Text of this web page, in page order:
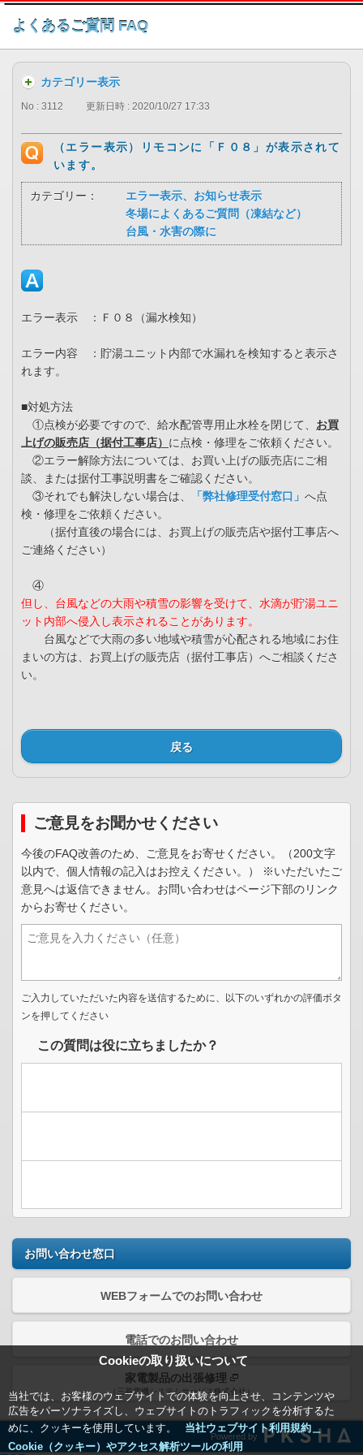
このページの本文へ
よくあるご質問 FAQ
Cookieの取り扱いについて
当社では、お客様のウェブサイトでの体験を向上させ、コンテンツや
広告をパーソナライズし、ウェブサイトのトラフィックを分析するた
めに、クッキーを使用しています。
当社ウェブサイト利用規約＿
Cookie（クッキー）やアクセス解析ツールの利用
カテゴリー表示
No : 3112 更新日時 : 2020/10/27 17:33
（エラー表示）リモコンに「Ｆ０８」が表示されて
います。
カテゴリー：
エラー表示、お知らせ表示
冬場によくあるご質問（凍結など）
台風・水害の際に
エラー表示 ：Ｆ０８（漏水検知）
エラー内容 ：貯湯ユニット内部で水漏れを検知すると表示さ
れます。
■対処方法
①点検が必要ですので、給水配管専用止水栓を閉じて、 お買
上げの販売店（据付工事店） に点検・修理をご依頼ください。
②エラー解除方法については、お買い上げの販売店にご相
談、または据付工事説明書をご確認ください。
③それでも解決しない場合は、
「弊社修理受付窓口」 へ点
検・修理をご依頼ください。
（据付直後の場合には、お買上げの販売店や据付工事店へ
ご連絡ください）
④
但し、台風などの大雨や積雪の影響を受けて、水滴が貯湯ユニ
ット内部へ侵入し表示されることがあります。
台風などで大雨の多い地域や積雪が心配される地域にお住
まいの方は、お買上げの販売店（据付工事店）へご相談くださ
い。
戻る
ご意見をお聞かせください
今後のFAQ改善のため、ご意見をお寄せください。（200文字
以内で、個人情報の記入はお控えください。） ※いただいたご
意見へは返信できません。お問い合わせはページ下部のリンク
からお寄せください。
ご入力していただいた内容を送信するために、以下のいずれかの評価ボタ
ンを押してください
この質問は役に立ちましたか？
お問い合わせ窓口
WEBフォームでのお問い合わせ
電話でのお問い合わせ
家電製品の出張修理
（三菱電機システムサービス株式会社）
Powered by